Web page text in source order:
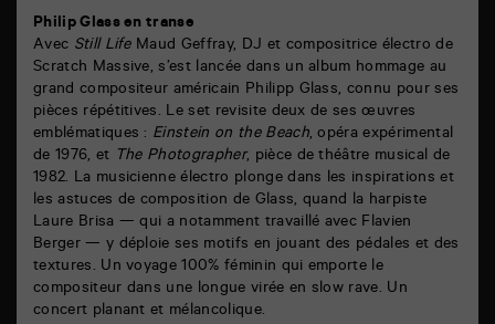
Philip Glass en transe
Avec Still Life Maud Geffray, DJ et compositrice électro de
Scratch Massive, s’est lancée dans un album hommage au
grand compositeur américain Philipp Glass, connu pour ses
pièces répétitives. Le set revisite deux de ses œuvres
emblématiques : Einstein on the Beach, opéra expérimental
de 1976, et The Photographer, pièce de théâtre musical de
1982. La musicienne électro plonge dans les inspirations et
les astuces de composition de Glass, quand la harpiste
Laure Brisa — qui a notamment travaillé avec Flavien
Berger — y déploie ses motifs en jouant des pédales et des
textures. Un voyage 100% féminin qui emporte le
compositeur dans une longue virée en slow rave. Un
concert planant et mélancolique.